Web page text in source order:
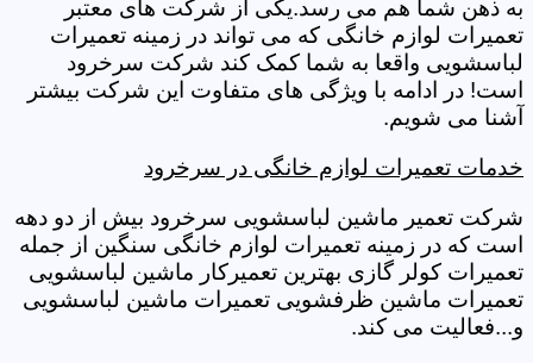
به ذهن شما هم می رسد.یکی از شرکت های معتبر
تعمیرات لوازم خانگی که می تواند در زمینه تعمیرات
لباسشویی واقعا به شما کمک کند شرکت سرخرود
است! در ادامه با ویژگی های متفاوت این شرکت بیشتر
آشنا می شویم.
خدمات تعمیرات لوازم خانگی در سرخرود
شرکت تعمیر ماشین لباسشویی سرخرود بیش از دو دهه
است که در زمینه تعمیرات لوازم خانگی سنگین از جمله
تعمیرات کولر گازی بهترین تعمیرکار ماشین لباسشویی
تعمیرات ماشین ظرفشویی تعمیرات ماشین لباسشویی
و...فعالیت می کند.